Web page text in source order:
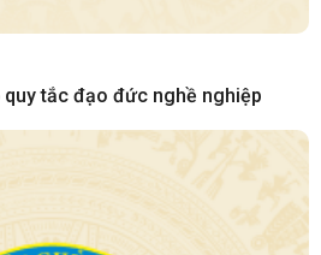
quy tắc đạo đức nghề nghiệp